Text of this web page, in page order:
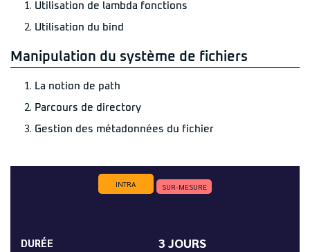
Utilisation de lambda fonctions
Utilisation du bind
Manipulation du système de fichiers
La notion de path
Parcours de directory
Gestion des métadonnées du fichier
INTRA SUR-MESURE
DURÉE 3 JOURS